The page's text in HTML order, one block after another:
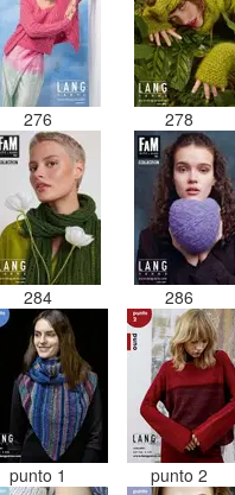
276 278
284 286
punto 1 punto 2